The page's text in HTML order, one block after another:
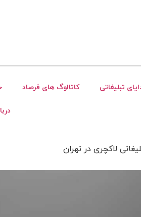
تبلیغاتی کاتالوگ های فرصاد
لاکچری در تهران